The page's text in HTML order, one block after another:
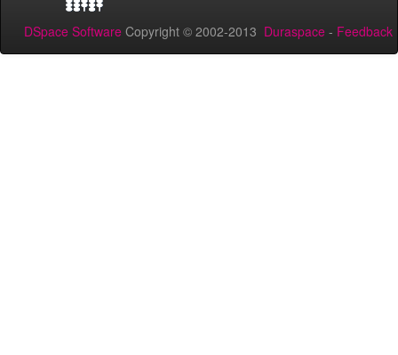
DSpace Software Copyright © 2002-2013 Duraspace - Feedback